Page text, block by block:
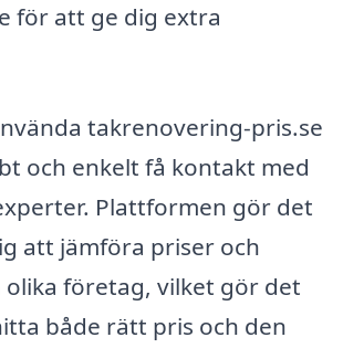
för att ge dig extra
takrenovering-pris.se
och enkelt få kontakt med
Plattformen gör det
att jämföra priser och
företag, vilket gör det
både rätt pris och den